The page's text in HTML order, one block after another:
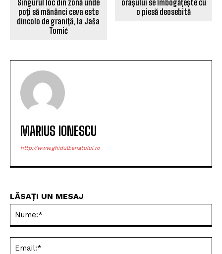
Singurul loc din zonă unde
poți să mănânci ceva este
dincolo de graniță, la Jaša
Tomić
orașului se îmbogățește cu
o piesă deosebită
MARIUS IONESCU
http://www.ghidulbanatului.ro
LĂSAȚI UN MESAJ